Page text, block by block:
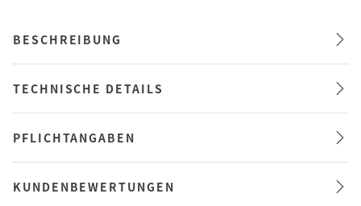
BESCHREIBUNG
TECHNISCHE DETAILS
PFLICHTANGABEN
KUNDENBEWERTUNGEN